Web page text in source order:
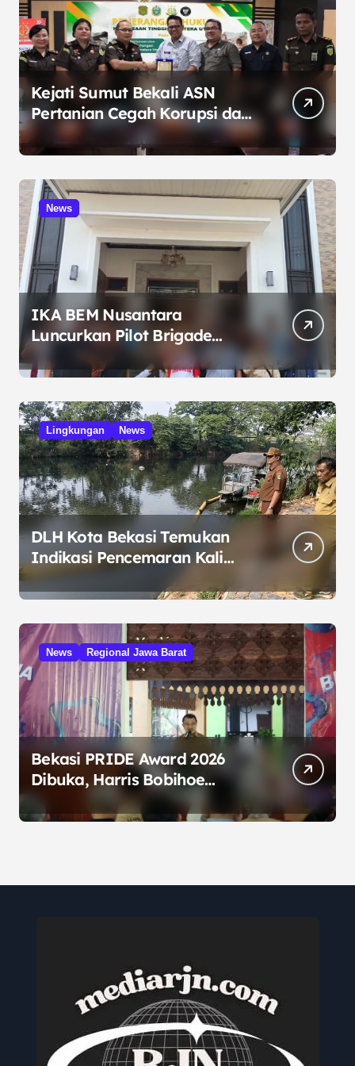
Kejati Sumut Bekali ASN
Pertanian Cegah Korupsi dan
Bijak Bermedia Sosial
News
IKA BEM Nusantara
Luncurkan Pilot Brigade
Pangan di Bekasi, Target IP
Naik Jadi 300
Lingkungan News
DLH Kota Bekasi Temukan
Indikasi Pencemaran Kali
Cileungsi, Kualitas Air
Lampaui Baku Mutu
News Regional Jawa Barat
Bekasi PRIDE Award 2026
Dibuka, Harris Bobihoe
Dorong Inovasi Jadi Solusi
Nyata